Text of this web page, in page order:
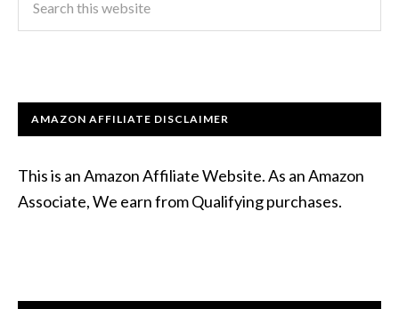
AMAZON AFFILIATE DISCLAIMER
This is an Amazon Affiliate Website. As an Amazon
Associate, We earn from Qualifying purchases.